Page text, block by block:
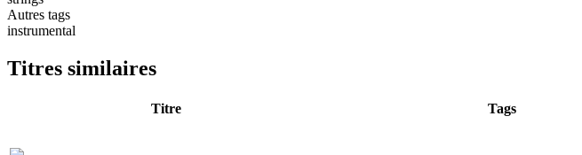
Autres tags
instrumental
Titres similaires
Titre Tags